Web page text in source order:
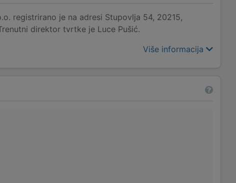
registrirano je na adresi Stupovlja 54, 20215,
direktor tvrtke je Luce Pušić.
Više informacija